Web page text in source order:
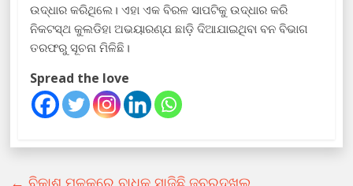
ଉଦ୍ଧାର କରିଥିଲେ। ଏହା ଏକ ବିରଳ ସାପଟିକୁ ଉଦ୍ଧାର କରି
ନିକଟସ୍ଥ କୁଲଡିହା ଅଭୟାରଣ୍ଯ ଛାଡ଼ି ଦିଆଯାଇଥିବା ବନ ବିଭାଗ
ତରଫରୁ ସୂଚନା ମିଳିଛି।
Spread the love
← ବିକାଶ ମୂଳକରେ ବାଧକ ସାଜିଛି ଜବରଦଖଲ